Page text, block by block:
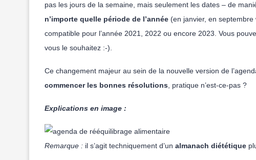
pas les jours de la semaine, mais seulement les dates – de
n’importe quelle période de l’année (en janvier, en
compatible pour l’année 2021, 2022 ou encore 2023. Vous
vous le souhaitez :-).
Ce changement majeur au sein de la nouvelle version de
commencer les bonnes résolutions , pratique n’est-ce-pas ?
Explications en image :
Remarque : il s’agit techniquement d’un almanach diététique